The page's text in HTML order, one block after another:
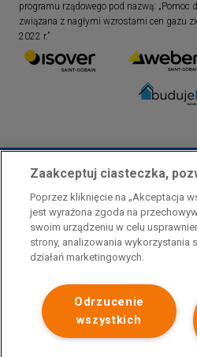
Stopka
Polityka prywatności Skontaktuj
programu rządowego pod nazwą: „Pomoc
związana z nagłymi wzrostami cen gazu
2022 r.”
Zaakceptuj ciasteczka,
Poprzez kliknięcie na „Akceptacja
jest wyrażona zgoda na
swoim urządzeniu w celu
strony, analizowania wykorzystania
działań marketingowych.
Odrzucenie
wszystkich